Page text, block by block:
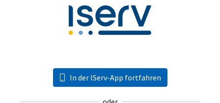
In der IServ-App fortfahren